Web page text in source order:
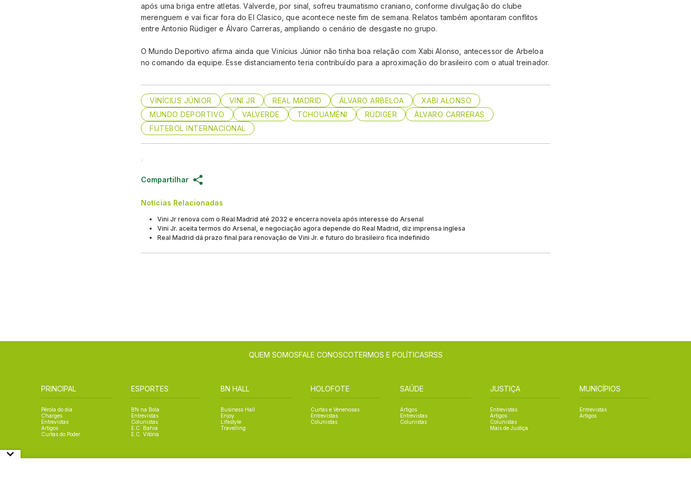
após uma briga entre atletas. Valverde, por sinal, sofreu traumatismo craniano, conforme divulgação do clube
merenguem e vai ficar fora do El Clasico, que acontece neste fim de semana. Relatos também apontaram conflitos
entre Antonio Rüdiger e Álvaro Carreras, ampliando o cenário de desgaste no grupo.
O Mundo Deportivo afirma ainda que Vinícius Júnior não tinha boa relação com Xabi Alonso, antecessor de Arbeloa
no comando da equipe. Esse distanciamento teria contribuído para a aproximação do brasileiro com o atual treinador.
VINÍCIUS JÚNIOR VINI JR REAL MADRID ÁLVARO ARBELOA
XABI ALONSO
MUNDO DEPORTIVO
VALVERDE TCHOUAMÉNI RÜDIGER
ÁLVARO CARRERAS
FUTEBOL INTERNACIONAL
Compartilhar
Notícias Relacionadas
Vini Jr renova com o Real Madrid até 2032 e encerra novela após interesse do Arsenal
Vini Jr. aceita termos do Arsenal, e negociação agora depende do Real Madrid, diz imprensa inglesa
Real Madrid dá prazo final para renovação de Vini Jr. e futuro do brasileiro fica indefinido
QUEM SOMOSFALE CONOSCOTERMOS E POLÍTICASRSS
PRINCIPAL
Pérola do dia
Charges
Entrevistas
Artigos
Curtas do Poder
ESPORTES
BN na Bola
Entrevistas
Colunistas
E.C. Bahia
E.C. Vitória
BN HALL
Business Hall
Enjoy
Lifestyle
Travelling
HOLOFOTE
Curtas e Venenosas
Entrevistas
Colunistas
SAÚDE
Artigos
Entrevistas
Colunistas
JUSTIÇA
Entrevistas
Artigos
Colunistas
Mais de Justiça
MUNICÍPIOS
Entrevistas
Artigos